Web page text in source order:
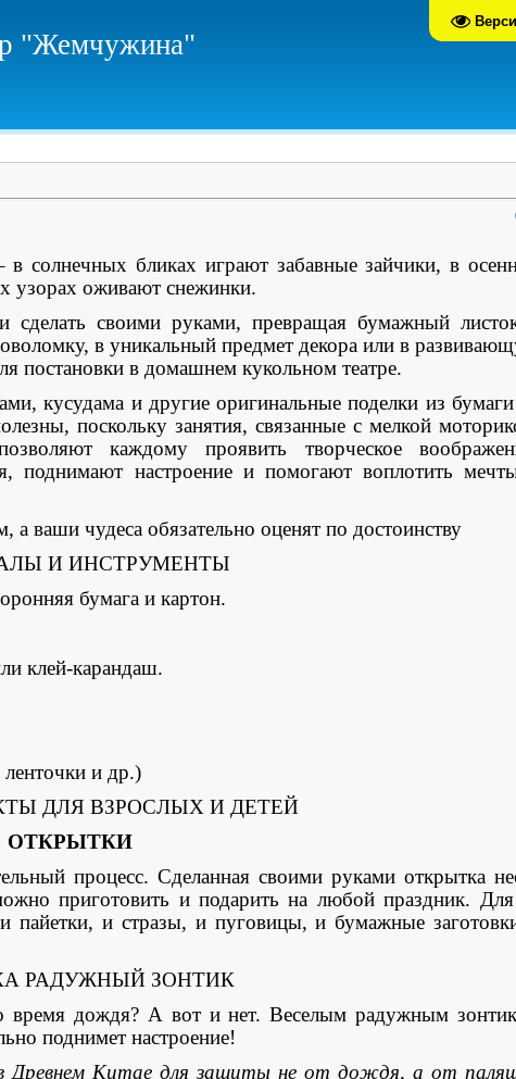
"Жемчужина"
солнечных бликах играют забавные зайчики, в
узорах оживают снежинки.
своими руками, превращая бумажный
в уникальный предмет декора или в
постановки в домашнем кукольном театре.
кусудама и другие оригинальные поделки из
поскольку занятия, связанные с мелкой
каждому проявить творческое
поднимают настроение и помогают воплотить
чудеса обязательно оценят по достоинству
И ИНСТРУМЕНТЫ
бумага и картон.
клей-карандаш.
и др.)
ДЛЯ ВЗРОСЛЫХ И ДЕТЕЙ
ОТКРЫТКИ
процесс. Сделанная своими руками открытка
приготовить и подарить на любой праздник.
пайетки, и стразы, и пуговицы, и бумажные
РАДУЖНЫЙ ЗОНТИК
дождя? А вот и нет. Веселым радужным
поднимет настроение!
Древнем Китае для защиты не от дождя, а от